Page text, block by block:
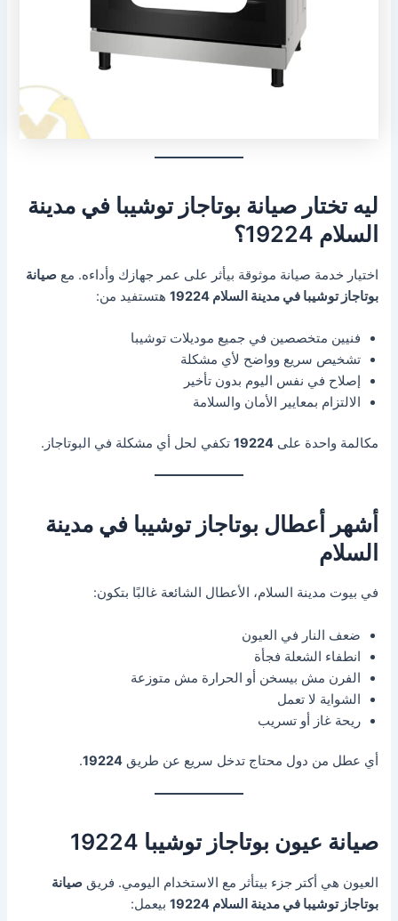
ليه تختار صيانة بوتاجاز توشيبا في مدينة
السلام 19224؟
اختيار خدمة صيانة موثوقة بيأثر على عمر جهازك وأداءه. معصيانة
بوتاجاز توشيبا في مدينة السلام 19224
هتستفيد من:
فنيين متخصصين في جميع موديلات توشيبا
تشخيص سريع وواضح لأي مشكلة
إصلاح في نفس اليوم بدون تأخير
الالتزام بمعايير الأمان والسلامة
مكالمة واحدة على19224 تكفي لحل أي مشكلة في البوتاجاز.
أشهر أعطال بوتاجاز توشيبا في مدينة
السلام
في بيوت مدينة السلام، الأعطال الشائعة غالبًا بتكون:
ضعف النار في العيون
انطفاء الشعلة فجأة
الفرن مش بيسخن أو الحرارة مش متوزعة
الشواية لا تعمل
ريحة غاز أو تسريب
أي عطل من دول محتاج تدخل سريع عن طريق19224
.
صيانة عيون بوتاجاز توشيبا 19224
العيون هي أكتر جزء بيتأثر مع الاستخدام اليومي. فريقصيانة
بوتاجاز توشيبا في مدينة السلام 19224
بيعمل: